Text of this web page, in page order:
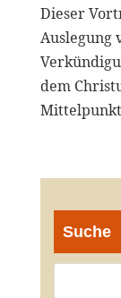
Dieser
Auslegung
dem
Suche